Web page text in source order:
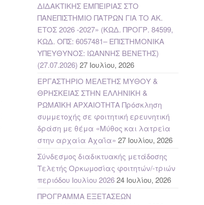
ΔΙΔΑΚΤΙΚΗΣ ΕΜΠΕΙΡΙΑΣ ΣΤΟ
ΠΑΝΕΠΙΣΤΗΜΙΟ ΠΑΤΡΩΝ ΓΙΑ ΤΟ ΑΚ.
ΕΤΟΣ 2026 -2027» (ΚΩΔ. ΠΡΟΓΡ. 84599,
ΚΩΔ. ΟΠΣ: 6057481– ΕΠΙΣΤΗΜΟΝΙΚΑ
ΥΠΕΥΘΥΝΟΣ: ΙΩΑΝΝΗΣ ΒΕΝΕΤΗΣ)
(27.07.2026) 27 Ιουλίου, 2026
ΕΡΓΑΣΤΗΡΙΟ ΜΕΛΕΤΗΣ ΜΥΘΟΥ &
ΘΡΗΣΚΕΙΑΣ ΣΤΗΝ ΕΛΛΗΝΙΚΗ &
ΡΩΜΑΪΚΗ ΑΡΧΑΙΟΤΗΤΑ Πρόσκληση
συμμετοχής σε φοιτητική ερευνητική
δράση με θέμα «Μύθος και λατρεία
στην αρχαία Αχαΐα» 27 Ιουλίου, 2026
Σύνδεσμος διαδικτυακής μετάδοσης
Τελετής Ορκωμοσίας φοιτητών/-τριών
περιόδου Ιουλίου 2026 24 Ιουλίου, 2026
ΠΡΟΓΡΑΜΜΑ ΕΞΕΤΑΣΕΩΝ